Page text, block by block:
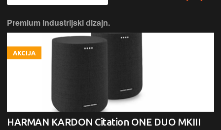
Premium industrijski dizajn.
AKCIJA
HARMAN KARDON Citation ONE DUO MKIII